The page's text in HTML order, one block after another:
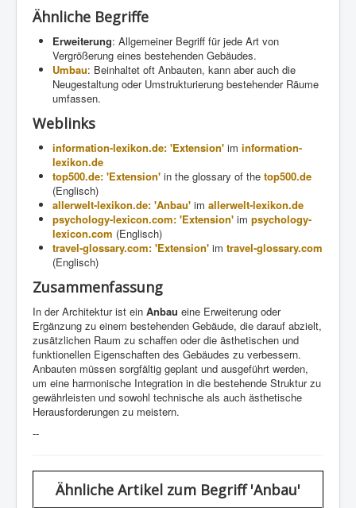
Ähnliche Begriffe
Erweiterung: Allgemeiner Begriff für jede Art von
Vergrößerung eines bestehenden Gebäudes.
Umbau: Beinhaltet oft Anbauten, kann aber auch die
Neugestaltung oder Umstrukturierung bestehender Räume
umfassen.
Weblinks
information-lexikon.de: 'Extension' im information-
lexikon.de
top500.de: 'Extension' in the glossary of the top500.de
(Englisch)
allerwelt-lexikon.de: 'Anbau' im allerwelt-lexikon.de
psychology-lexicon.com: 'Extension' im psychology-
lexicon.com (Englisch)
travel-glossary.com: 'Extension' im travel-glossary.com
(Englisch)
Zusammenfassung
In der Architektur ist ein Anbau eine Erweiterung oder
Ergänzung zu einem bestehenden Gebäude, die darauf abzielt,
zusätzlichen Raum zu schaffen oder die ästhetischen und
funktionellen Eigenschaften des Gebäudes zu verbessern.
Anbauten müssen sorgfältig geplant und ausgeführt werden,
um eine harmonische Integration in die bestehende Struktur zu
gewährleisten und sowohl technische als auch ästhetische
Herausforderungen zu meistern.
--
Ähnliche Artikel zum Begriff 'Anbau'